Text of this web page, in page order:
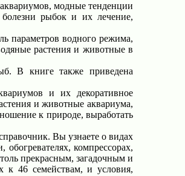
модные тенденции
рыбок и их лечение,
параметров водного режима,
растения и животные в
В книге также приведена
и их декоративное
и животные аквариума,
к природе, выработать
Вы узнаете о видах
компрессорах,
прекрасным, загадочным и
к 46 семействам, и условия,